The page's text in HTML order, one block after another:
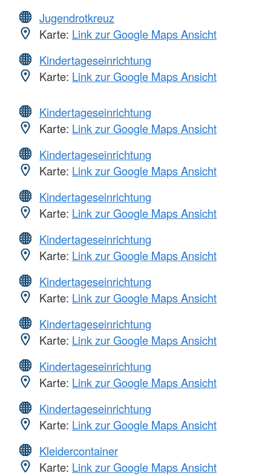
Jugendrotkreuz
Karte: Link zur Google Maps Ansicht
Kindertageseinrichtung
Karte: Link zur Google Maps Ansicht
Kindertageseinrichtung
Karte: Link zur Google Maps Ansicht
Kindertageseinrichtung
Karte: Link zur Google Maps Ansicht
Kindertageseinrichtung
Karte: Link zur Google Maps Ansicht
Kindertageseinrichtung
Karte: Link zur Google Maps Ansicht
Kindertageseinrichtung
Karte: Link zur Google Maps Ansicht
Kindertageseinrichtung
Karte: Link zur Google Maps Ansicht
Kindertageseinrichtung
Karte: Link zur Google Maps Ansicht
Kindertageseinrichtung
Karte: Link zur Google Maps Ansicht
Kleidercontainer
Karte: Link zur Google Maps Ansicht